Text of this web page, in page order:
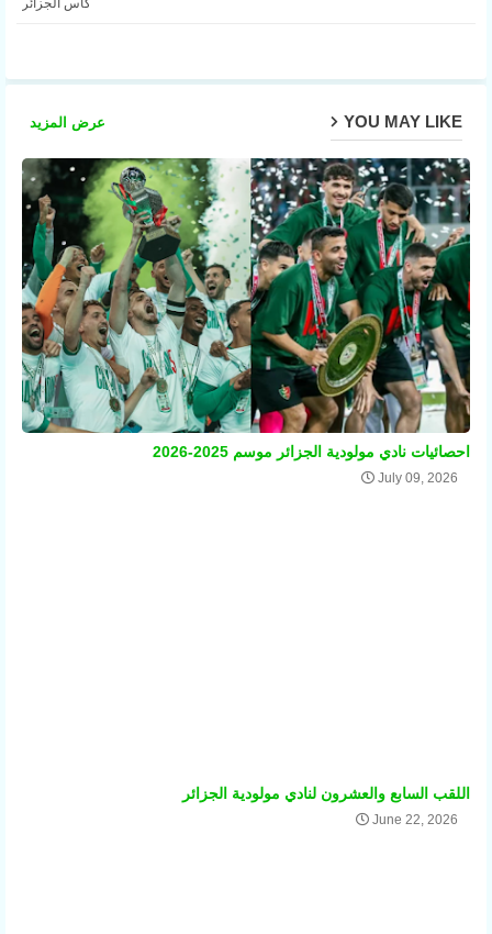
كأس الجزائر
YOU MAY LIKE عرض المزيد
احصائيات نادي مولودية الجزائر موسم 2025-2026
July 09, 2026
اللقب السابع والعشرون لنادي مولودية الجزائر
June 22, 2026